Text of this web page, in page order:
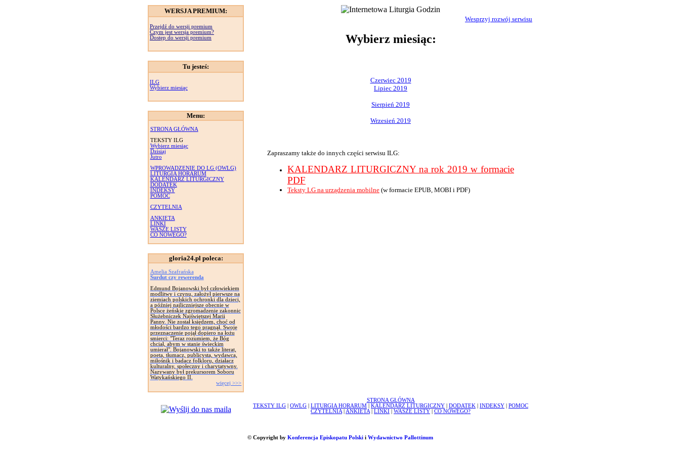
WERSJA PREMIUM:
Przejdź do wersji premium
Czym jest wersja premium?
Dostęp do wersji premium
Tu jesteś:
ILG
Wybierz miesiąc
Menu:
STRONA GŁÓWNA
TEKSTY ILG
Wybierz miesiąc
Dzisiaj
Jutro
WPROWADZENIE DO LG (OWLG)
LITURGIA HORARUM
KALENDARZ LITURGICZNY
DODATEK
INDEKSY
POMOC
CZYTELNIA
ANKIETA
LINKI
WASZE LISTY
CO NOWEGO?
gloria24.pl poleca:
Amelia Szafrańska
Surdut czy rewerenda
Edmund Bojanowski był człowiekiem
modlitwy i czynu, założył pierwsze na
ziemiach polskich ochronki dla dzieci,
a później najliczniejsze obecnie w
Polsce żeńskie zgromadzenie zakonnic
Służebniczek Najświętszej Marii
Panny. Nie został księdzem, choć od
młodości bardzo tego pragnął. Swoje
przeznaczenie pojął dopiero na łożu
smierci: "Teraz rozumiem, że Bóg
chciał, abym w stanie świeckim
umierał". Bojanowski to także literat,
poeta, tłumacz, publicysta, wydawca,
miłośnik i badacz folkloru, działacz
kulturalny, społeczny i charytatywny.
Nazywany był prekursorem Soboru
Watykańskiego II.
więcej >>>
Wesprzyj rozwój serwisu
Wybierz miesiąc:
Czerwiec 2019
Lipiec 2019
Sierpień 2019
Wrzesień 2019
Zapraszamy także do innych części serwisu ILG:
KALENDARZ LITURGICZNY na rok 2019 w formacie
PDF
Teksty LG na urządzenia mobilne (w formacie EPUB, MOBI i PDF)
STRONA GŁÓWNA
TEKSTY ILG
OWLG LITURGIA HORARUM KALENDARZ LITURGICZNY DODATEK INDEKSY
POMOC
CZYTELNIA
ANKIETA LINKI WASZE LISTY CO NOWEGO?
© Copyright by Konferencja Episkopatu Polskii Wydawnictwo Pallottinum